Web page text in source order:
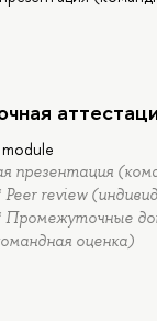
презентация
review
Промежуточные
оценка)